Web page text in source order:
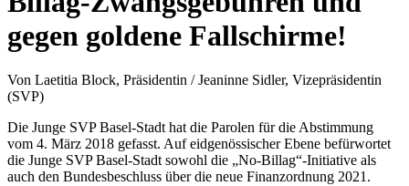
gegen goldene Fallschirme!
Von Laetitia Block, Präsidentin / Jeaninne Sidler, Vizepräsidentin
(SVP)
Die Junge SVP Basel-Stadt hat die Parolen für die Abstimmung
vom 4. März 2018 gefasst. Auf eidgenössischer Ebene befürwortet
die Junge SVP Basel-Stadt sowohl die „No-Billag“-Initiative als
auch den Bundesbeschluss über die neue Finanzordnung 2021.